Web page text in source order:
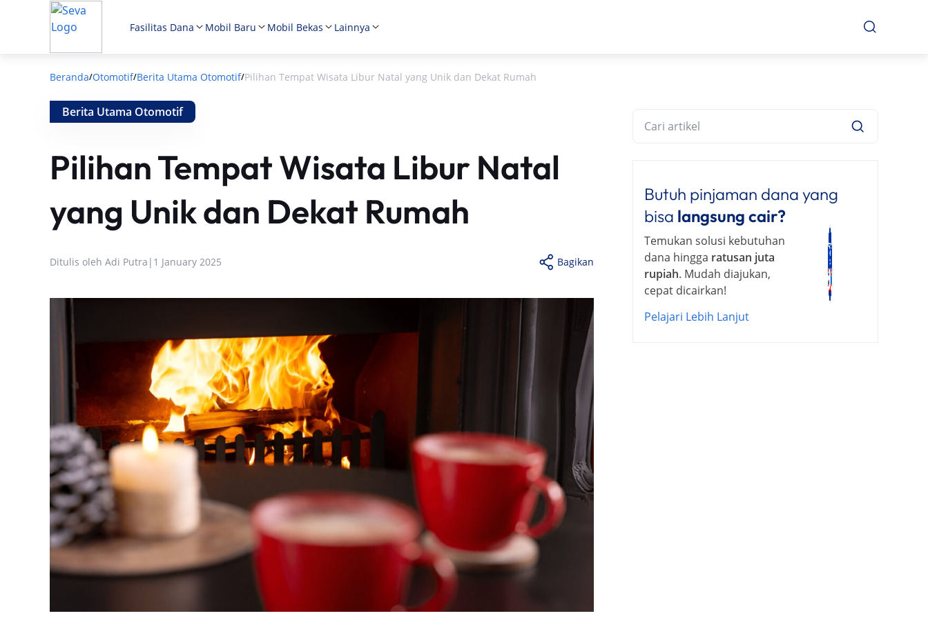
Fasilitas Dana Mobil Baru Mobil Bekas Lainnya
Beranda/Otomotif/Berita Utama Otomotif/Pilihan Tempat Wisata Libur Natal yang Unik dan Dekat Rumah
Berita Utama Otomotif
Pilihan Tempat Wisata Libur Natal
yang Unik dan Dekat Rumah
Ditulis oleh Adi Putra | 1 January 2025 Bagikan
Butuh pinjaman dana yang
bisa langsung cair?
Temukan solusi kebutuhan
dana hingga ratusan juta
rupiah. Mudah diajukan,
cepat dicairkan!
Pelajari Lebih Lanjut